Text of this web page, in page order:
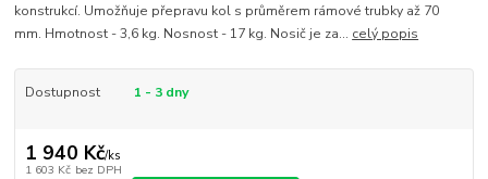
konstrukcí. Umožňuje přepravu kol s průměrem rámové trubky až 70
mm. Hmotnost - 3,6 kg. Nosnost - 17 kg. Nosič je za... celý popis
Dostupnost 1 - 3 dny
1 940 Kč/ks
1 603 Kč bez DPH